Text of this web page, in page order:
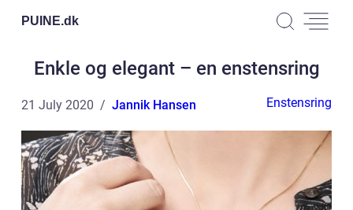
PUINE.dk
Enkle og elegant – en enstensring
21 July 2020 Jannik Hansen Enstensring